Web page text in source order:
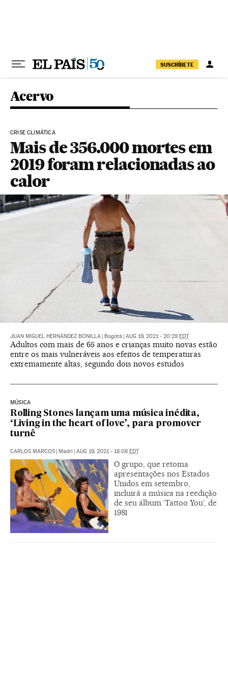
SUSCRÍBETE
Acervo
CRISE CLIMÁTICA
Mais de 356.000 mortes em
2019 foram relacionadas ao
calor
JUAN MIGUEL HERNÁNDEZ BONILLA Bogotá AUG 19, 2021 - 20:29 EDT
Adultos com mais de 65 anos e crianças muito novas estão
entre os mais vulneráveis aos efeitos de temperaturas
extremamente altas, segundo dois novos estudos
MÚSICA
Rolling Stones lançam uma música inédita,
‘Living in the heart of love’, para promover
turnê
CARLOS MARCOS Madri AUG 19, 2021 - 18:08 EDT
O grupo, que retoma
apresentações nos Estados
Unidos em setembro,
incluirá a música na reedição
de seu álbum ‘Tattoo You’, de
1981